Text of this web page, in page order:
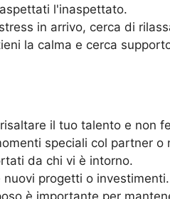
l'inaspettato.
in arrivo, cerca di
la calma e cerca
il tuo talento e non
speciali col partner o
da chi vi è intorno.
progetti o investimenti.
è importante per